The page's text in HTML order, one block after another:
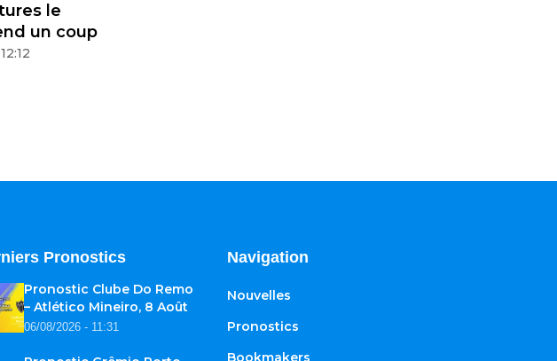
Khafi claque la
de Qadsia SC
- 11:47
Pronostics
Pronostic Clube Do Remo
– Atlético Mineiro, 8 Août
06/08/2026 - 11:31
Navigation
Nouvelles
Pronostics
Bookmakers